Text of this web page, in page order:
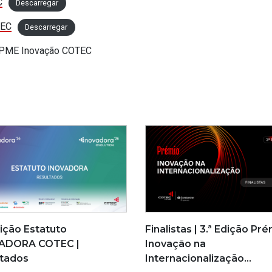
Descarregar
Descarregar
Inovação COTEC
Estatuto
COTEC |
Finalistas | 3.ª Edição
Inovação na
Internacionalização…